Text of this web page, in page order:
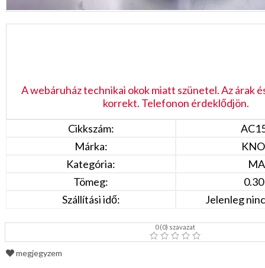
A webáruház technikai okok miatt szünetel. Az árak
korrekt. Telefonon érdeklődjön.
Cikkszám:
Márka:
Kategória:
Tömeg:
Szállítási idő:
Jelenleg
0(0) szavazat
megjegyzem